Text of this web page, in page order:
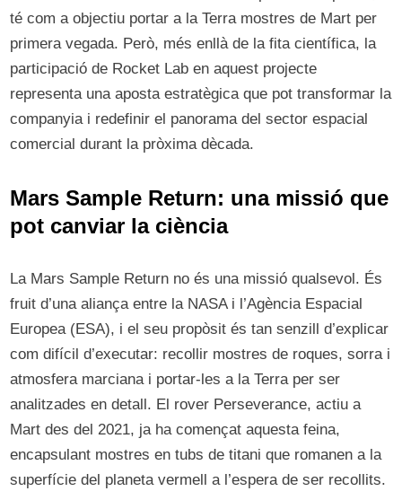
té com a objectiu portar a la Terra mostres de Mart per
primera vegada. Però, més enllà de la fita científica, la
participació de Rocket Lab en aquest projecte
representa una aposta estratègica que pot transformar la
companyia i redefinir el panorama del sector espacial
comercial durant la pròxima dècada.
Mars Sample Return: una missió que
pot canviar la ciència
La Mars Sample Return no és una missió qualsevol. És
fruit d’una aliança entre la NASA i l’Agència Espacial
Europea (ESA), i el seu propòsit és tan senzill d’explicar
com difícil d’executar: recollir mostres de roques, sorra i
atmosfera marciana i portar-les a la Terra per ser
analitzades en detall. El rover Perseverance, actiu a
Mart des del 2021, ja ha començat aquesta feina,
encapsulant mostres en tubs de titani que romanen a la
superfície del planeta vermell a l’espera de ser recollits.